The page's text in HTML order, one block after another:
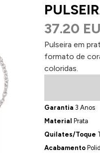
37.20
Pulseira em
formato de
coloridas.
Garantia 3 Anos
Material
Prata
Quilates/Toque
Acabamento